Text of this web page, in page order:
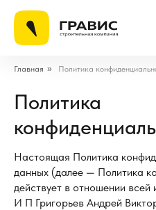
Главная » Политика
Политика
Настоящая Политика
данных (далее — Политика
действует в отношении
И П Григорьев Андрей